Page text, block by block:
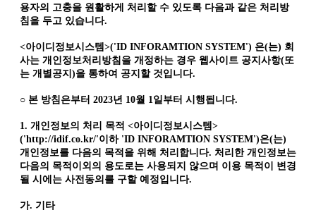
용자의 고충을 원활하게 처리할 수 있도록 다음과 같은 처리방
침을 두고 있습니다.
<아이디정보시스템>('ID INFORAMTION SYSTEM') 은(는) 회
사는 개인정보처리방침을 개정하는 경우 웹사이트 공지사항(또
는 개별공지)을 통하여 공지할 것입니다.
○ 본 방침은부터 2023년 10월 1일부터 시행됩니다.
1. 개인정보의 처리 목적 <아이디정보시스템>
('http://idif.co.kr/'이하 'ID INFORAMTION SYSTEM')은(는)
개인정보를 다음의 목적을 위해 처리합니다. 처리한 개인정보는
다음의 목적이외의 용도로는 사용되지 않으며 이용 목적이 변경
될 시에는 사전동의를 구할 예정입니다.
가. 기타